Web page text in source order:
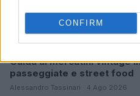
CONFIRM
Guida ai mercatini vintage
passeggiate e street food
Alessandro Tassinari · 4 Ago 2026